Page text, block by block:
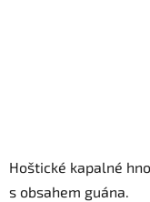
Hoštické kapalné
s obsahem guána.